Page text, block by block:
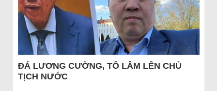
ĐÁ LƯƠNG CƯỜNG, TÔ LÂM LÊN CHỦ
TỊCH NƯỚC